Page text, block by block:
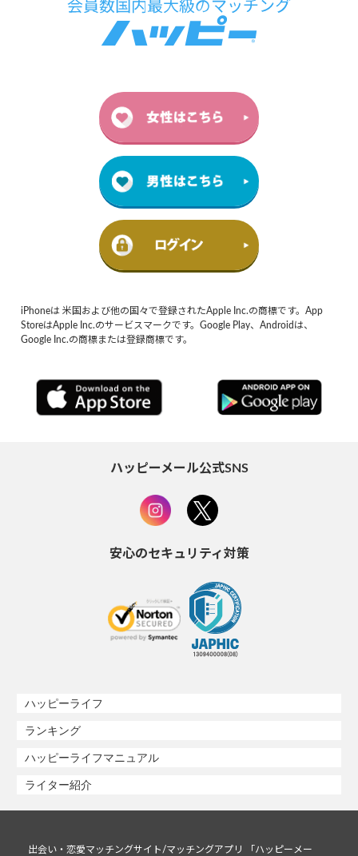
iPhoneは 米国および他の国々で登録されたApple Inc.の商標です。App
StoreはApple Inc.のサービスマークです。Google Play、Androidは、
Google Inc.の商標または登録商標です。
ハッピーメール公式SNS
安心のセキュリティ対策
ハッピーライフ
ランキング
ハッピーライフマニュアル
ライター紹介
出会い・恋愛マッチングサイト/マッチングアプリ 「ハッピーメー